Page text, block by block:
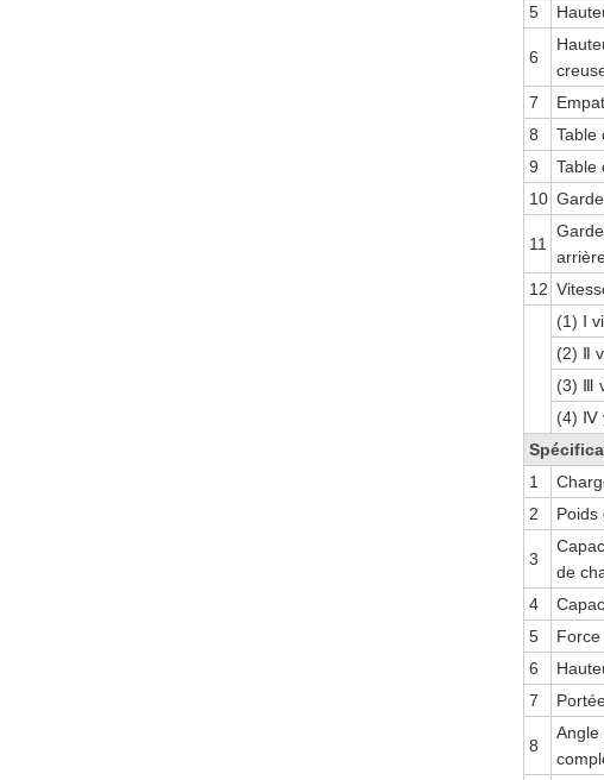
5
6
7
8
Table
9
Table
10
11
12
(1) Ⅰ
(2) Ⅱ
(3) Ⅲ
(4) Ⅳ
1
2
Poids
3
de
4
5
6
7
8
Angle